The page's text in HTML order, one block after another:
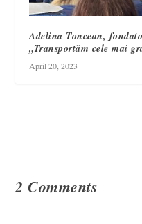
Adelina Toncean,
„Transportăm cele mai
April 20, 2023
2 Comments